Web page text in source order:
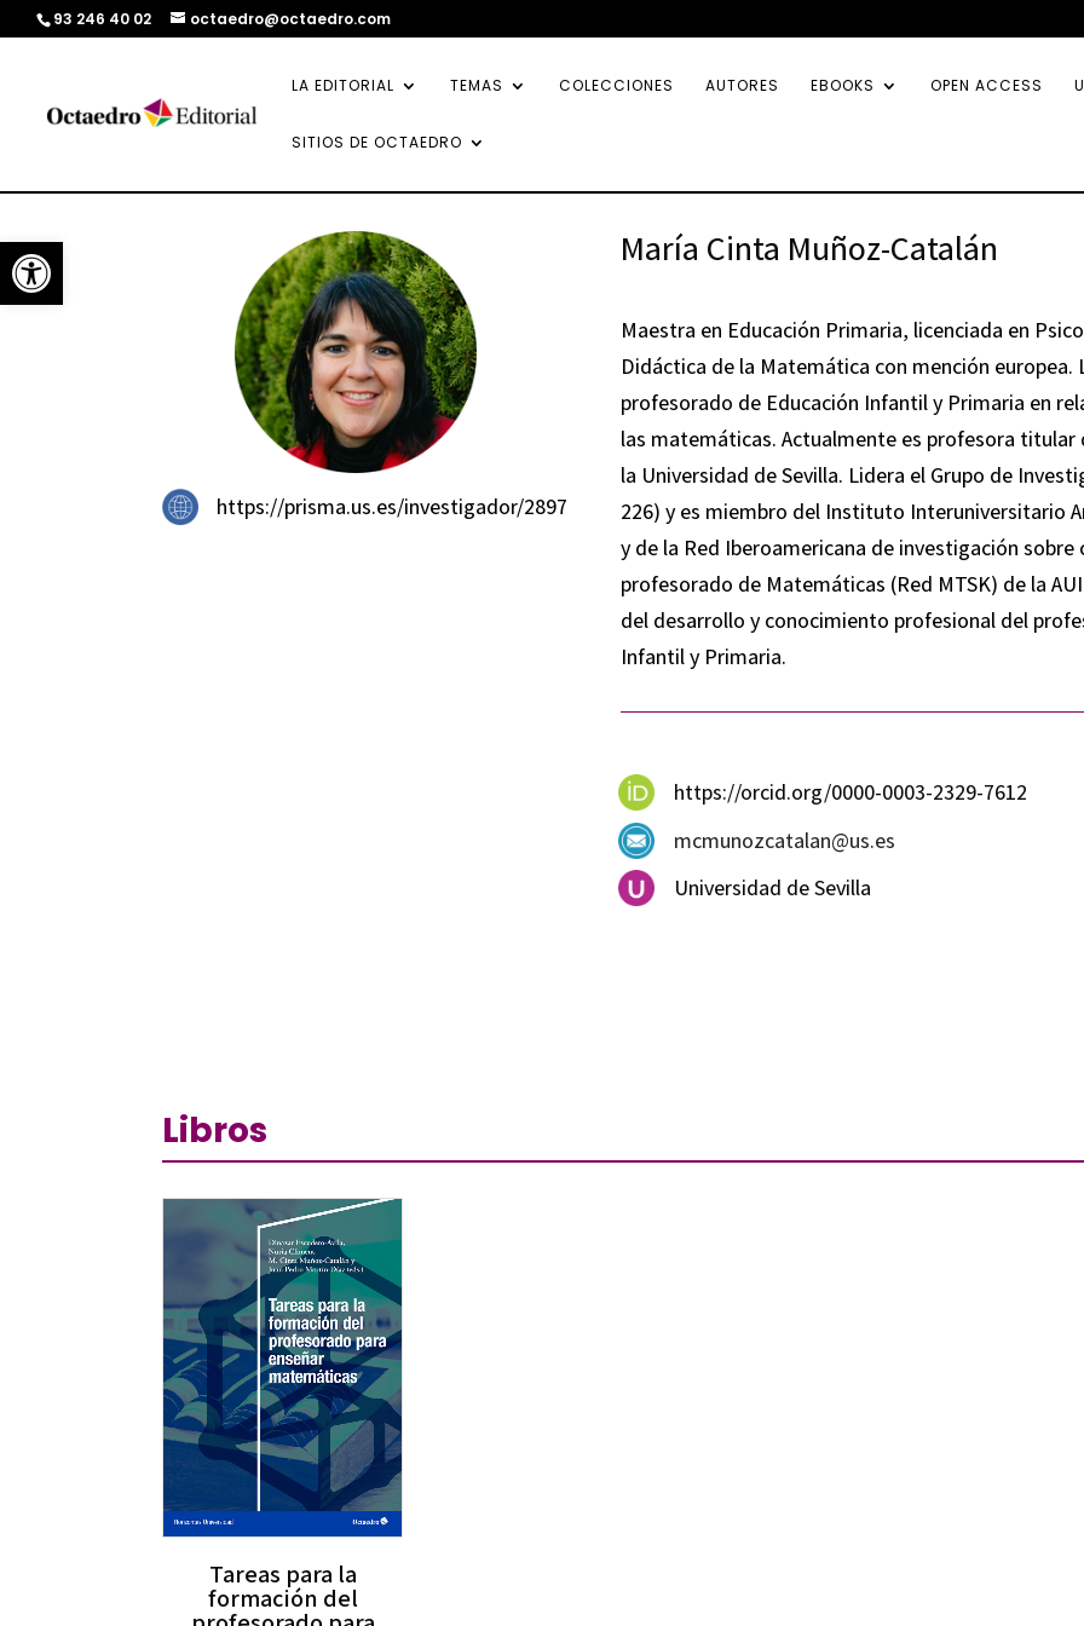
Abrir barra de herramientas
93 246 40 02 octaedro@octaedro.com
LA EDITORIAL TEMAS COLECCIONES AUTORES EBOOKS OPEN ACCESS
SITIOS DE OCTAEDRO
https://prisma.us.es/investigador/2897
María Cinta Muñoz-Catalán
Maestra en Educación Primaria, licenciada en
Didáctica de la Matemática con mención
profesorado de Educación Infantil y Primaria en
las matemáticas. Actualmente es profesora
la Universidad de Sevilla. Lidera el Grupo de
226) y es miembro del Instituto Interuniversitario
y de la Red Iberoamericana de investigación
profesorado de Matemáticas (Red MTSK) de la
del desarrollo y conocimiento profesional del
Infantil y Primaria.
https://orcid.org/0000-0003-2329-7612
mcmunozcatalan@us.es
Universidad de Sevilla
Libros
Tareas para la
formación del